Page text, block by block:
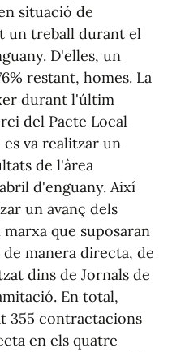
situació de
un treball durant el
D'elles, un
restant, homes. La
durant l'últim
del Pacte Local
va realitzar un
de l'àrea
d'enguany. Així
un avanç dels
que suposaran
manera directa, de
dins de Jornals de
En total,
355 contractacions
en els quatre